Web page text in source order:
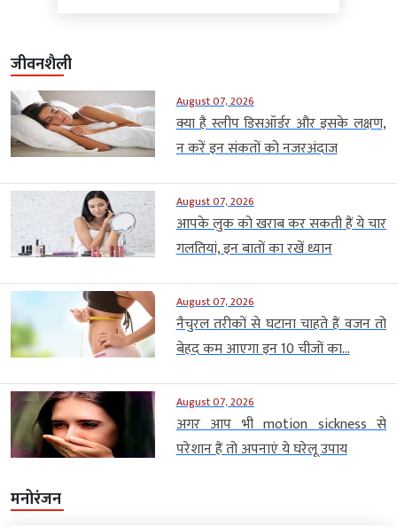
जीवनशैली
August 07, 2026
क्या है स्लीप डिसऑर्डर और इसके लक्षण,
न करें इन संकतों को नजरअंदाज
August 07, 2026
आपके लुक को खराब कर सकती हैं ये चार
गलतियां, इन बातों का रखें ध्यान
August 07, 2026
नैचुरल तरीकों से घटाना चाहते हैं वजन तो
बेहद कम आएगा इन 10 चीजों का...
August 07, 2026
अगर आप भी motion sickness से
परेशान हैं तो अपनाएं ये घरेलू उपाय
मनोरंजन